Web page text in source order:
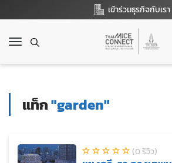
เข้าร่วมธุรกิจกับเรา
T
g
v
แท็ก"garden"
(0 รีวิว)